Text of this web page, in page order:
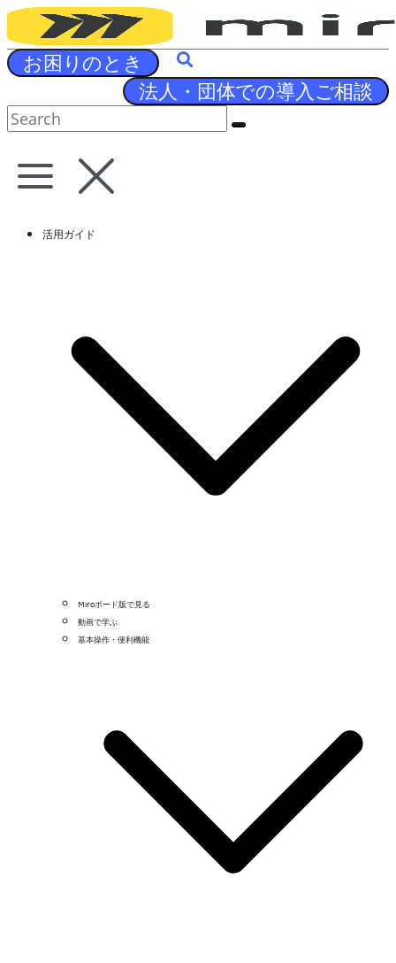
Skip
to
content
お困りのとき
法人・団体での導入ご相談
活用ガイド
Miroボード版で見る
動画で学ぶ
基本操作・便利機能